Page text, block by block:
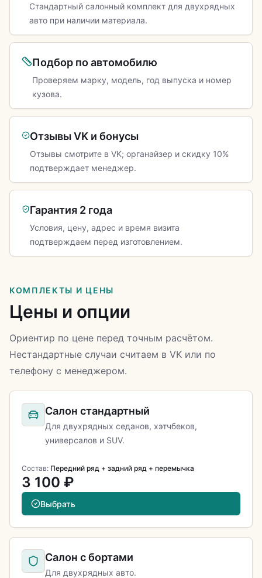
Стандартный салонный комплект для двухрядных
авто при наличии материала.
Подбор по автомобилю
Проверяем марку, модель, год выпуска и номер
кузова.
Отзывы VK и бонусы
Отзывы смотрите в VK; органайзер и скидку 10%
подтверждает менеджер.
Гарантия 2 года
Условия, цену, адрес и время визита
подтверждаем перед изготовлением.
КОМПЛЕКТЫ И ЦЕНЫ
Цены и опции
Ориентир по цене перед точным расчётом.
Нестандартные случаи считаем в VK или по
телефону с менеджером.
Салон стандартный
Для двухрядных седанов, хэтчбеков,
универсалов и SUV.
Состав: Передний ряд + задний ряд + перемычка
3 100 ₽
Выбрать
Салон с бортами
Для двухрядных авто.